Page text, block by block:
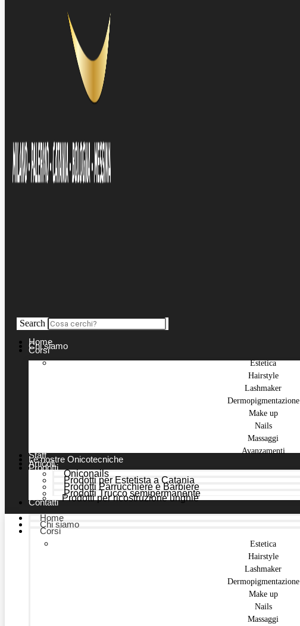
Search
Home
Chi siamo
Corsi
Estetica
Hairstyle
Lashmaker
Dermopigmentazione
Make up
Nails
Massaggi
Avanzamenti
Staff
Le nostre Onicotecniche
Articoli
Prodotti
Oniconails
Prodotti per Estetista a Catania
Prodotti Parrucchiere e Barbiere
Prodotti Trucco semipermanente
Prodotti per ricostruzione unghie
Contatti
Home
Chi siamo
Corsi
Estetica
Hairstyle
Lashmaker
Dermopigmentazione
Make up
Nails
Massaggi